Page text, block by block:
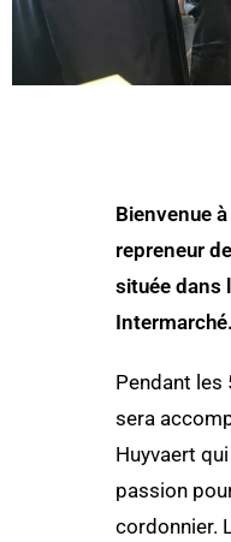
Bienvenue
repreneur
située dans
Intermarché.
Pendant les
sera
Huyvaert
passion
cordonnier.